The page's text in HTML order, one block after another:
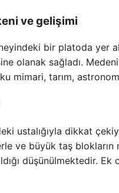
ve gelişimi
bir platoda yer
olanak sağladı.
mimari, tarım,
ustalığıyla dikkat
ve büyük taş
düşünülmektedir.